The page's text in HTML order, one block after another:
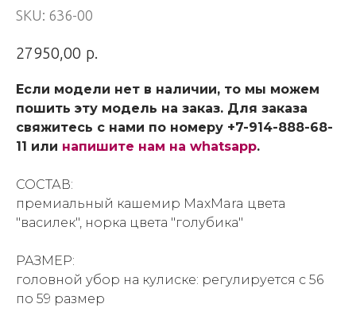
SKU: 636-00
27950,00 р.
Если модели нет в наличии, то мы можем
пошить эту модель на заказ. Для заказа
свяжитесь с нами по номеру +7-914-888-68-
11 или напишите нам на whatsapp.
СОСТАВ:
премиальный кашемир MaxMara цвета
"василек", норка цвета "голубика"
РАЗМЕР:
головной убор на кулиске: регулируется с 56
по 59 размер